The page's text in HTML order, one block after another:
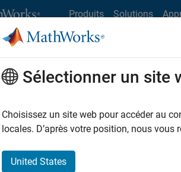
Produits Solutions
chez MathWorks
nos opportunités Adresses de nos
FILTRER PAR
Sélectionner un site
Choisissez un site web pour accéder au
locales. D’après votre position, nous
United States